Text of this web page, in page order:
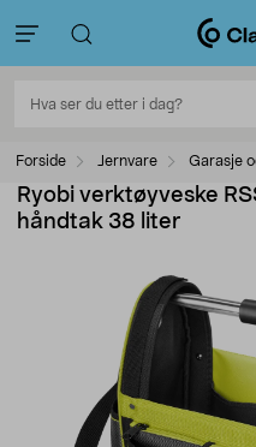
Forside Jernvare Garasje
Ryobi verktøyveske
håndtak 38 liter